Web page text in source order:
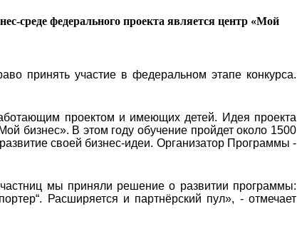
среде федерального проекта является центр «Мой
принять участие в федеральном этапе конкурса.
проектом и имеющих детей. Идея проекта
бизнес». В этом году обучение пройдет около 1500
своей бизнес-идеи. Организатор Программы -
мы приняли решение о развитии программы:
Расширяется и партнёрский пул», - отмечает